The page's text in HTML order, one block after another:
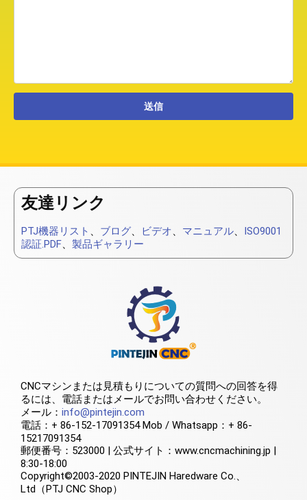
友達リンク
PTJ機器リスト 、 ブログ、 ビデオ、 マニュアル、 ISO9001
認証.PDF、 製品ギャラリー
CNCマシンまたは見積もりについての質問への回答を得
るには、電話またはメールでお問い合わせください。
メール： info@pintejin.com
電話：+ 86-152-17091354 Mob / Whatsapp：+ 86-
15217091354
郵便番号：523000 | 公式サイト：www.cncmachining.jp |
8:30-18:00
Copyright©2003-2020 PINTEJIN Haredware Co.、
Ltd（PTJ CNC Shop）